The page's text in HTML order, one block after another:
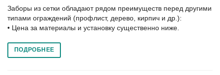
Заборы из сетки обладают рядом преимуществ перед другими
типами ограждений (профлист, дерево, кирпич и др.):
• Цена за материалы и установку существенно ниже.
ПОДРОБНЕЕ